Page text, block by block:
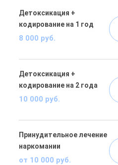
Детоксикация +
кодирование на 1 год
8 000 руб.
Детоксикация +
кодирование на 2 года
10 000 руб.
Принудительное лечение
наркомании
от 10 000 руб.